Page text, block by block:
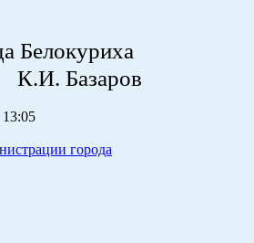
города
13:05
города